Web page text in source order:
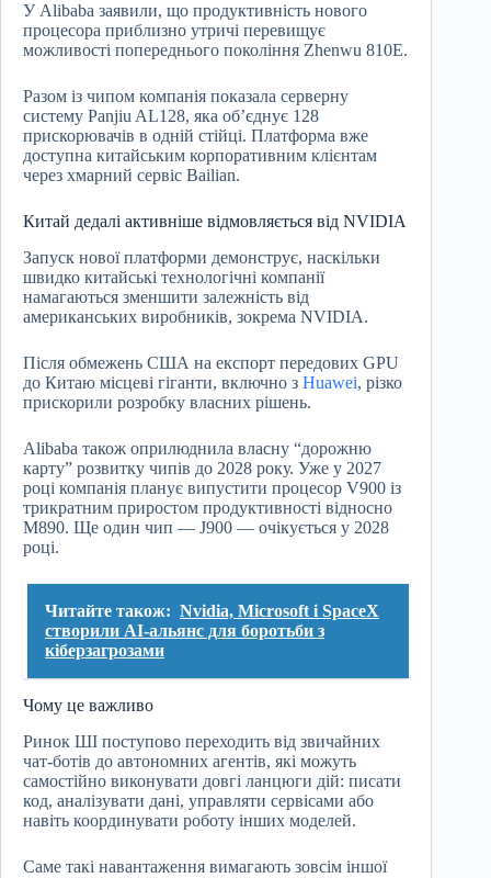
У Alibaba заявили, що продуктивність нового
процесора приблизно утричі перевищує
можливості попереднього покоління Zhenwu 810E.
Разом із чипом компанія показала серверну
систему Panjiu AL128, яка об’єднує 128
прискорювачів в одній стійці. Платформа вже
доступна китайським корпоративним клієнтам
через хмарний сервіс Bailian.
Китай дедалі активніше відмовляється від NVIDIA
Запуск нової платформи демонструє, наскільки
швидко китайські технологічні компанії
намагаються зменшити залежність від
американських виробників, зокрема NVIDIA.
Після обмежень США на експорт передових GPU
до Китаю місцеві гіганти, включно з Huawei, різко
прискорили розробку власних рішень.
Alibaba також оприлюднила власну “дорожню
карту” розвитку чипів до 2028 року. Уже у 2027
році компанія планує випустити процесор V900 із
трикратним приростом продуктивності відносно
M890. Ще один чип — J900 — очікується у 2028
році.
Читайте також: Nvidia, Microsoft і SpaceX
створили AI-альянс для боротьби з
кіберзагрозами
Чому це важливо
Ринок ШІ поступово переходить від звичайних
чат-ботів до автономних агентів, які можуть
самостійно виконувати довгі ланцюги дій: писати
код, аналізувати дані, управляти сервісами або
навіть координувати роботу інших моделей.
Саме такі навантаження вимагають зовсім іншої